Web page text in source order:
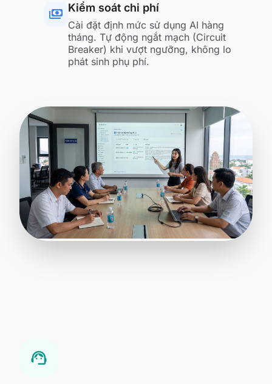
payments Kiểm soát chi phí
Cài đặt định mức sử dụng AI hàng
tháng. Tự động ngắt mạch (Circuit
Breaker) khi vượt ngưỡng, không lo
phát sinh phụ phí.
support_agent